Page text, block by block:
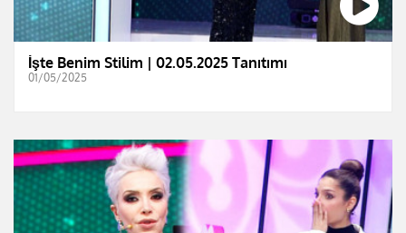
İşte Benim Stilim | 02.05.2025 Tanıtımı
01/05/2025